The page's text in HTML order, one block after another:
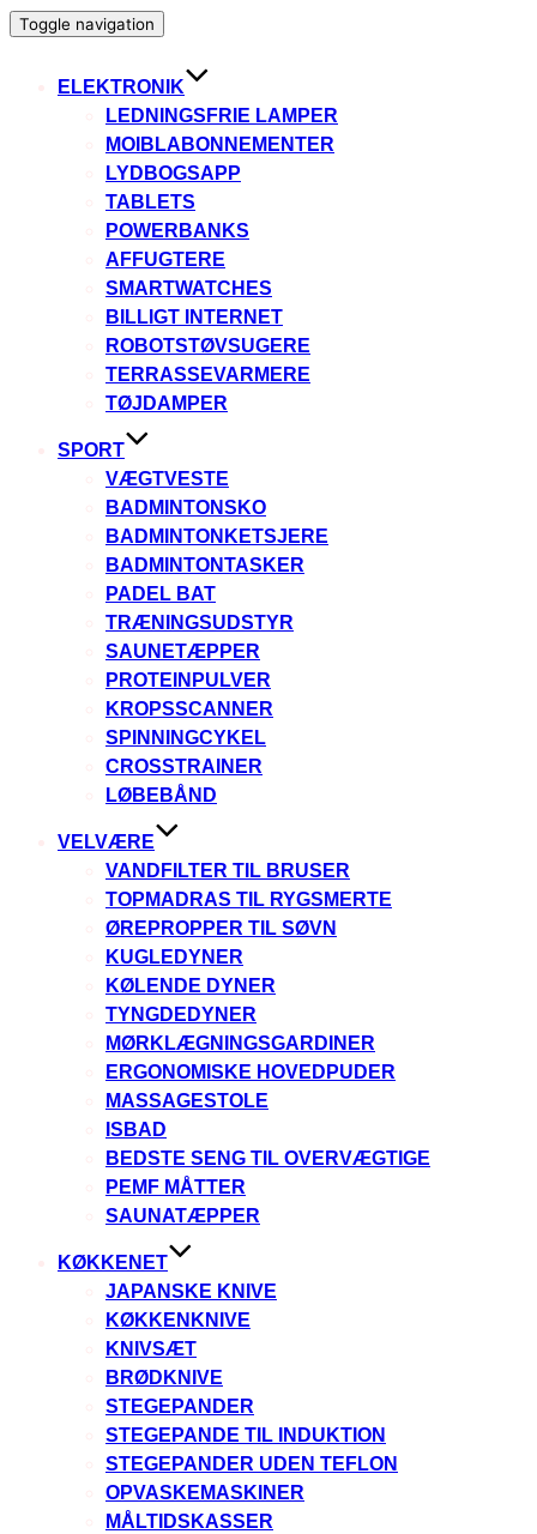
Toggle navigation
ELEKTRONIK
LEDNINGSFRIE LAMPER
MOIBLABONNEMENTER
LYDBOGSAPP
TABLETS
POWERBANKS
AFFUGTERE
SMARTWATCHES
BILLIGT INTERNET
ROBOTSTØVSUGERE
TERRASSEVARMERE
TØJDAMPER
SPORT
VÆGTVESTE
BADMINTONSKO
BADMINTONKETSJERE
BADMINTONTASKER
PADEL BAT
TRÆNINGSUDSTYR
SAUNETÆPPER
PROTEINPULVER
KROPSSCANNER
SPINNINGCYKEL
CROSSTRAINER
LØBEBÅND
VELVÆRE
VANDFILTER TIL BRUSER
TOPMADRAS TIL RYGSMERTE
ØREPROPPER TIL SØVN
KUGLEDYNER
KØLENDE DYNER
TYNGDEDYNER
MØRKLÆGNINGSGARDINER
ERGONOMISKE HOVEDPUDER
MASSAGESTOLE
ISBAD
BEDSTE SENG TIL OVERVÆGTIGE
PEMF MÅTTER
SAUNATÆPPER
KØKKENET
JAPANSKE KNIVE
KØKKENKNIVE
KNIVSÆT
BRØDKNIVE
STEGEPANDER
STEGEPANDE TIL INDUKTION
STEGEPANDER UDEN TEFLON
OPVASKEMASKINER
MÅLTIDSKASSER